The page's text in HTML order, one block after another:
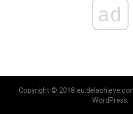
ad
Copyright © 2018
WordPress.